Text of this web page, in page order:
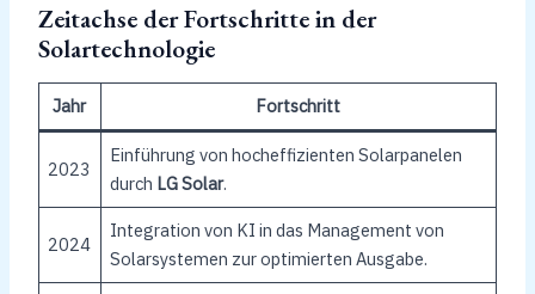
Zeitachse der Fortschritte in der
Solartechnologie
Jahr Fortschritt
2023
Einführung von hocheffizienten Solarpanelen
durch LG Solar.
2024
Integration von KI in das Management von
Solarsystemen zur optimierten Ausgabe.